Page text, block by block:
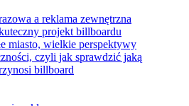
a reklama zewnętrzna
projekt billboardu
miasto, wielkie perspektywy
czyli jak sprawdzić jaką
billboard